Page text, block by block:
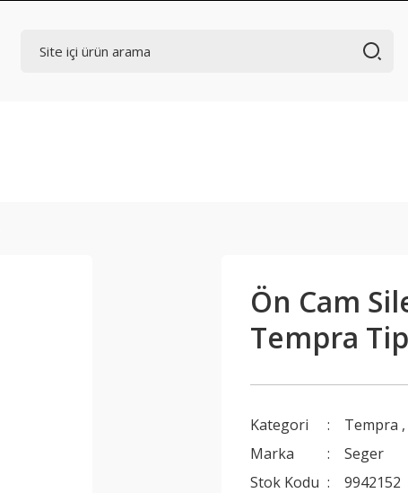
Ön Cam
Tempra
Kategori Tempra ,
Marka
Seger
Stok Kodu
9942152